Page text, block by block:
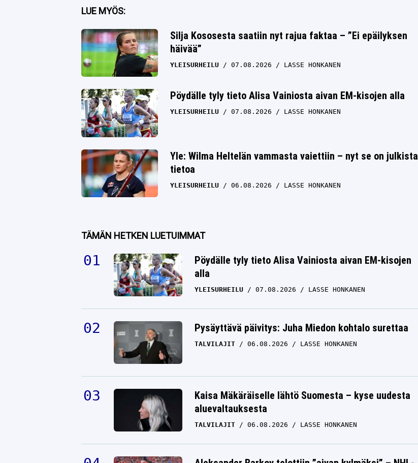
Facebook
Twitter
Whatsapp
LUE MYÖS:
Silja Kososesta saatiin nyt rajua faktaa – ”Ei epäilyksen
häivää”
YLEISURHEILU 07.08.2026 LASSE HONKANEN
Pöydälle tyly tieto Alisa Vainiosta aivan EM-kisojen alla
YLEISURHEILU 07.08.2026 LASSE HONKANEN
Yle: Wilma Heltelän vammasta vaiettiin – nyt se on julkista
tietoa
YLEISURHEILU 06.08.2026 LASSE HONKANEN
TÄMÄN HETKEN LUETUIMMAT
Pöydälle tyly tieto Alisa Vainiosta aivan EM-kisojen
alla
YLEISURHEILU 07.08.2026 LASSE HONKANEN
Pysäyttävä päivitys: Juha Miedon kohtalo surettaa
TALVILAJIT 06.08.2026 LASSE HONKANEN
Kaisa Mäkäräiselle lähtö Suomesta – kyse uudesta
aluevaltauksesta
TALVILAJIT 06.08.2026 LASSE HONKANEN